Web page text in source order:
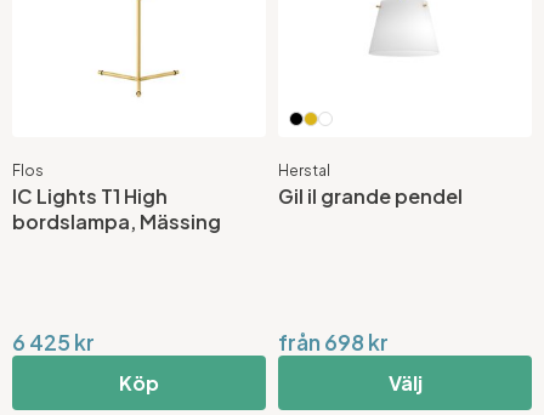
Flos
IC Lights T1 High
bordslampa, Mässing
6 425 kr
Köp
Herstal
Gil il grande pendel
från 698 kr
Välj